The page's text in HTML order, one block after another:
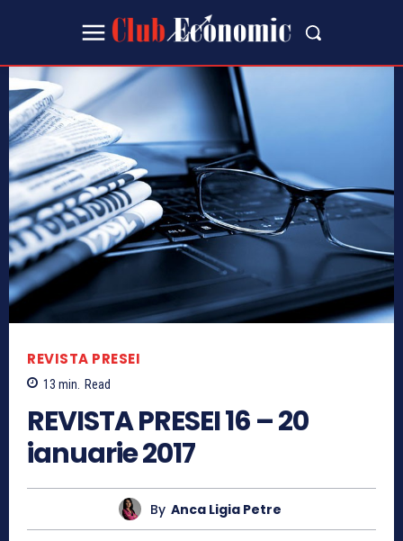
REVISTA PRESEI
13 min. Read
REVISTA PRESEI 16 – 20
ianuarie 2017
By Anca Ligia Petre